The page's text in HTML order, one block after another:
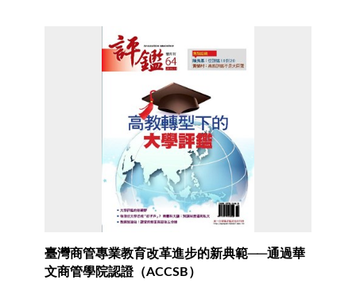
臺灣商管專業教育改革進步的新典範──通過華
文商管學院認證（ACCSB）